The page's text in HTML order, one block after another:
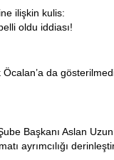
ilişkin kulis:
oldu iddiası!
Öcalan’a da
Başkanı Aslan
ayrımcılığı